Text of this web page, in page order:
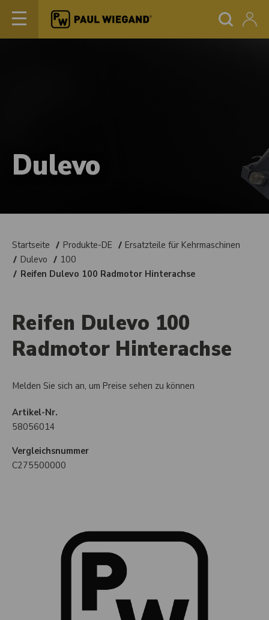
Dulevo
Startseite Produkte-DE
Ersatzteile für Kehrmaschinen
Dulevo
100
Reifen Dulevo 100 Radmotor Hinterachse
Reifen Dulevo 100
Radmotor Hinterachse
Melden Sie sich an, um Preise sehen zu können
Artikel-Nr.
58056014
Vergleichsnummer
C275500000